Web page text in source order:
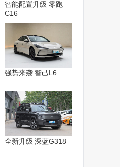
智能配置升级 零跑
C16
强势来袭 智己L6
全新升级 深蓝G318